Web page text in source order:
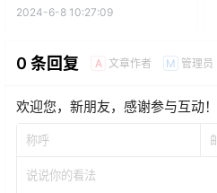
2024-6-8 10:27:09
0 条回复 A 文章作者 M 管理员
欢迎您，新朋友，感谢参与互动！